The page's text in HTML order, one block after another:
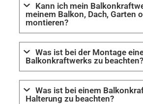
Kann ich mein
meinem Balkon, Dach, Garten
montieren?
Was ist bei der Montage
Balkonkraftwerks zu beachten?
Was ist bei einem
Halterung zu beachten?